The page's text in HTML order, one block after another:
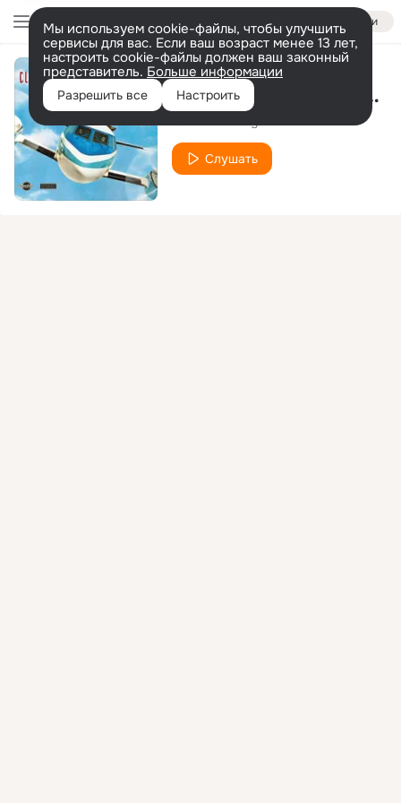
Войти
Мы используем cookie-файлы, чтобы улучшить
сервисы для вас. Если ваш возраст менее 13 лет,
настроить cookie-файлы должен ваш законный
представитель. Больше информации
Разрешить все Настроить Let Love Lead the Way
Слушать